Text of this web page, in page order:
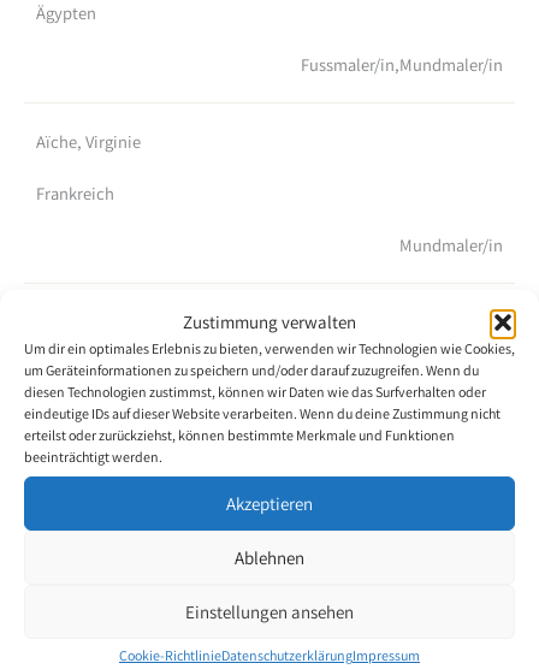
Zustimmung verwalten
Um dir ein optimales Erlebnis zu bieten, verwenden wir Technologien wie Cookies,
um Geräteinformationen zu speichern und/oder darauf zuzugreifen. Wenn du
diesen Technologien zustimmst, können wir Daten wie das Surfverhalten oder
eindeutige IDs auf dieser Website verarbeiten. Wenn du deine Zustimmung nicht
erteilst oder zurückziehst, können bestimmte Merkmale und Funktionen
beeinträchtigt werden.
Akzeptieren
Ablehnen
Einstellungen ansehen
Cookie-RichtlinieDatenschutzerklärungImpressum
Ägypten
Fussmaler/in,Mundmaler/in
Aïche, Virginie
Frankreich
Mundmaler/in
Alcantara Briones, Mariana Rafaela
Peru
Fussmaler/in